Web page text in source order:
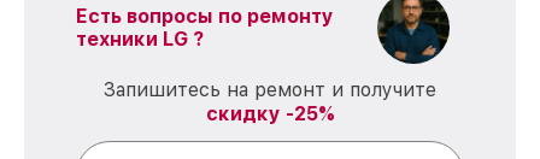
Есть вопросы по ремонту
техники LG ?
Запишитесь на ремонт и получите
скидку -25%